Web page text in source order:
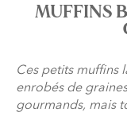
MUFFINS
Ces petits muffins
enrobés de
gourmands, mais